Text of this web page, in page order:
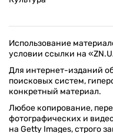
Использование
условии ссылки на
Для интернет-изданий
поисковых систем,
конкретный материал.
Любое копирование,
фотографических и
на Getty Images, строго